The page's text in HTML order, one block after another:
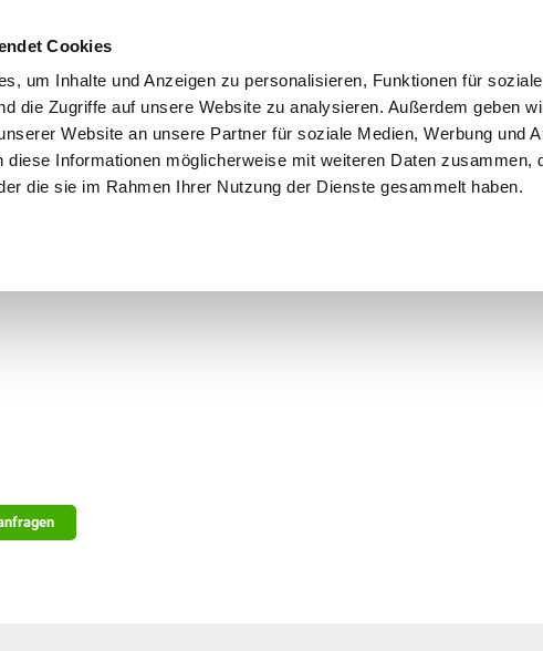
Cookies
um Inhalte und Anzeigen zu personalisieren, Funktionen für
die Zugriffe auf unsere Website zu analysieren. Außerdem geben
Website an unsere Partner für soziale Medien, Werbung und
diese Informationen möglicherweise mit weiteren Daten zusammen,
die sie im Rahmen Ihrer Nutzung der Dienste gesammelt haben.
3 x täglich an Werktagen!